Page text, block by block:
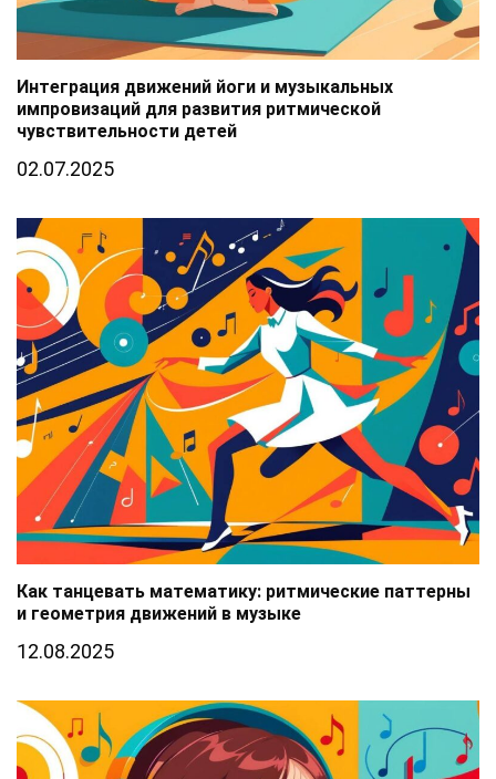
Интеграция движений йоги и музыкальных
импровизаций для развития ритмической
чувствительности детей
02.07.2025
Как танцевать математику: ритмические паттерны
и геометрия движений в музыке
12.08.2025